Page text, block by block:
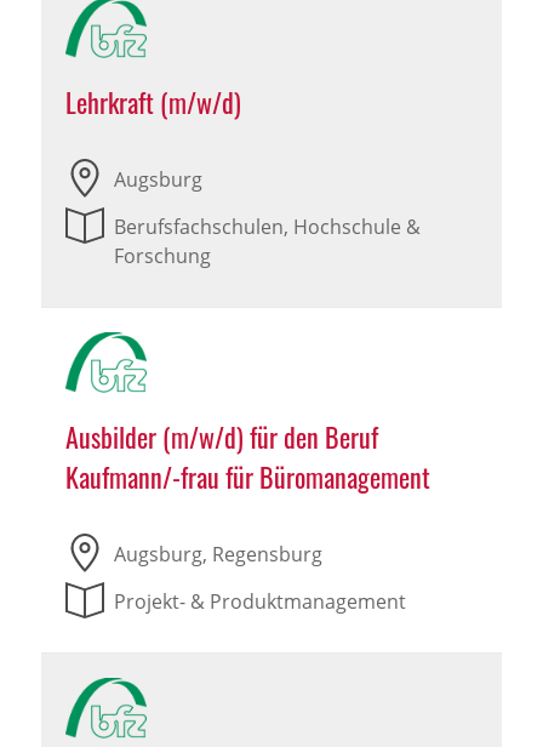
Lehrkraft (m/w/d)
Augsburg
Berufsfachschulen, Hochschule &
Forschung
Ausbilder (m/w/d) für den Beruf
Kaufmann/-frau für Büromanagement
Augsburg, Regensburg
Projekt- & Produktmanagement